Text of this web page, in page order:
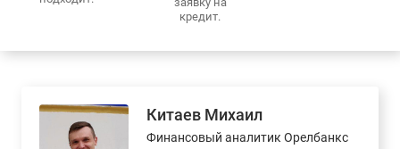
кредит.
Китаев Михаил
Финансовый аналитик Орелбанкс